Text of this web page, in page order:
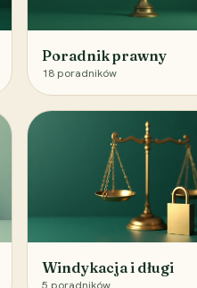
Poradnik prawny
18 poradników
Windykacja i długi